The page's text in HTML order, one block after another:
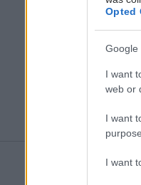
Opted
Google
I want
web or
I want
I want
Δήμος
νερού